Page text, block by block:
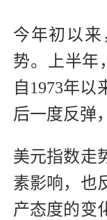
今年初以
势。上半年
自1973年以
后一度反弹
美元指数走
素影响，也
产态度的变